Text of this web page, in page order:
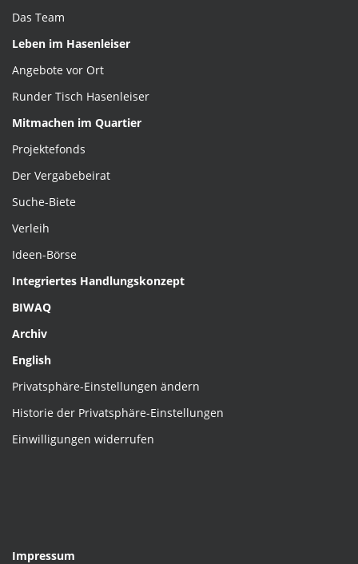
Das Team
Leben im Hasenleiser
Angebote vor Ort
Runder Tisch Hasenleiser
Mitmachen im Quartier
Projektefonds
Der Vergabebeirat
Suche-Biete
Verleih
Ideen-Börse
Integriertes Handlungskonzept
BIWAQ
Archiv
English
Privatsphäre-Einstellungen ändern
Historie der Privatsphäre-Einstellungen
Einwilligungen widerrufen
Impressum